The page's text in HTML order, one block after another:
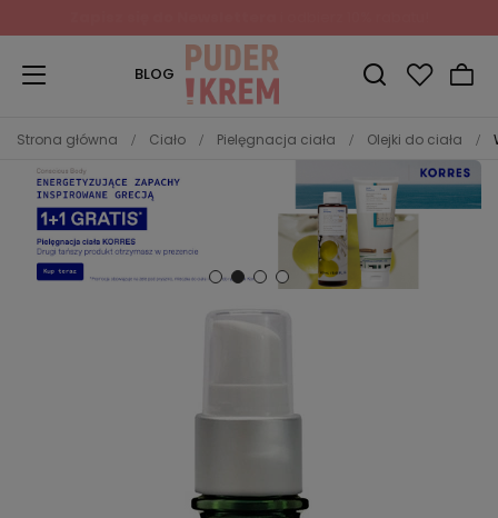
BLOG
Strona główna Ciało Pielęgnacja ciała Olejki do ciała